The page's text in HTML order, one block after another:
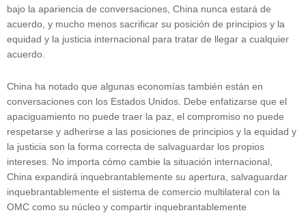
bajo la apariencia de conversaciones, China nunca estará de
acuerdo, y mucho menos sacrificar su posición de principios y la
equidad y la justicia internacional para tratar de llegar a cualquier
acuerdo.
China ha notado que algunas economías también están en
conversaciones con los Estados Unidos. Debe enfatizarse que el
apaciguamiento no puede traer la paz, el compromiso no puede
respetarse y adherirse a las posiciones de principios y la equidad y
la justicia son la forma correcta de salvaguardar los propios
intereses. No importa cómo cambie la situación internacional,
China expandirá inquebrantablemente su apertura, salvaguardar
inquebrantablemente el sistema de comercio multilateral con la
OMC como su núcleo y compartir inquebrantablemente